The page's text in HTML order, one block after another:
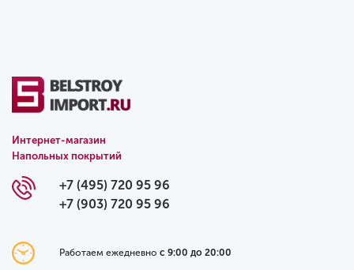
Интернет-магазин
Напольных покрытий
+7 (495) 720 95 96
+7 (903) 720 95 96
Работаем ежедневно с 9:00 до 20:00